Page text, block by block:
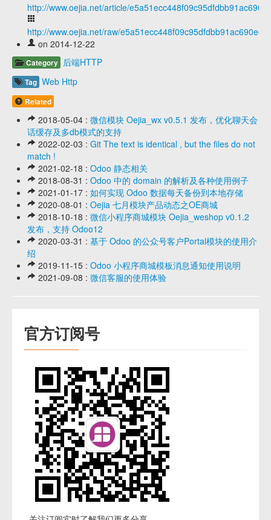
http://www.oejia.net/article/
http://www.oejia.net/raw/e5a51ecc448f09c95dfdbb91ac690eef
on 2014-12-22
Category 后端HTTP
Tag Web Http
Related
2018-05-04 : 微信模块 Oejia_wx v0.5.1 发布，优化聊天会
话缓存及多db模式的支持
2022-02-03 : Git The text is identical , but the files do not
match !
2021-02-18 : Odoo 静态相关
2018-08-31 : Odoo 中的 domain 的解析及各种使用例子
2021-01-17 : 如何实现 Odoo 数据每天备份到本地存储
2020-08-01 : Oejia 七月模块产品动态之OE商城
2018-10-18 : 微信小程序商城模块 Oejia_weshop v0.1.2
发布，支持 Odoo12
2020-03-31 : 基于 Odoo 的公众号客户Portal模块的使用介
绍
2019-11-15 : Odoo 小程序商城模板消息通知使用说明
2021-09-08 : 微信客服的使用体验
官方订阅号